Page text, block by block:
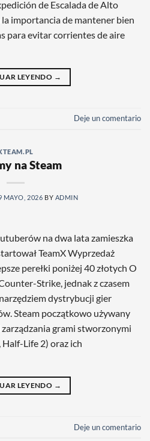
de Escalada de Alto
importancia de mantener bien
para evitar corrientes de aire
LEYENDO →
Deje un comentario
na Steam
MAYO, 2026 BY ADMIN
na dwa lata zamieszka
TeamX Wyprzedaż
perełki poniżej 40 złotych O
Strike, jednak z czasem
dystrybucji gier
Steam początkowo używany
grami stworzonymi
Half-Life 2) oraz ich
LEYENDO →
Deje un comentario